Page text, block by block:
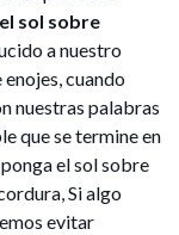
sol sobre
a nuestro
cuando
nuestras palabras
que se termine en
el sol sobre
Si algo
evitar